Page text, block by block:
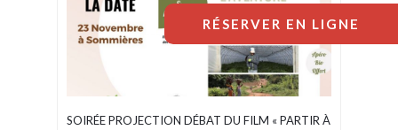
SOIRÉE PROJECTION DÉBAT DU FILM « PARTIR À
RÉSERVER EN LIGNE